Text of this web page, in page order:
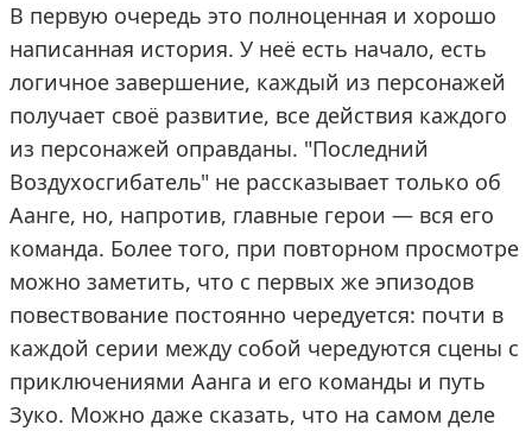
В первую очередь это полноценная и хорошо
написанная история. У неё есть начало, есть
логичное завершение, каждый из персонажей
получает своё развитие, все действия каждого
из персонажей оправданы. "Последний
Воздухосгибатель" не рассказывает только об
Аанге, но, напротив, главные герои — вся его
команда. Более того, при повторном просмотре
можно заметить, что с первых же эпизодов
повествование постоянно чередуется: почти в
каждой серии между собой чередуются сцены с
приключениями Аанга и его команды и путь
Зуко. Можно даже сказать, что на самом деле